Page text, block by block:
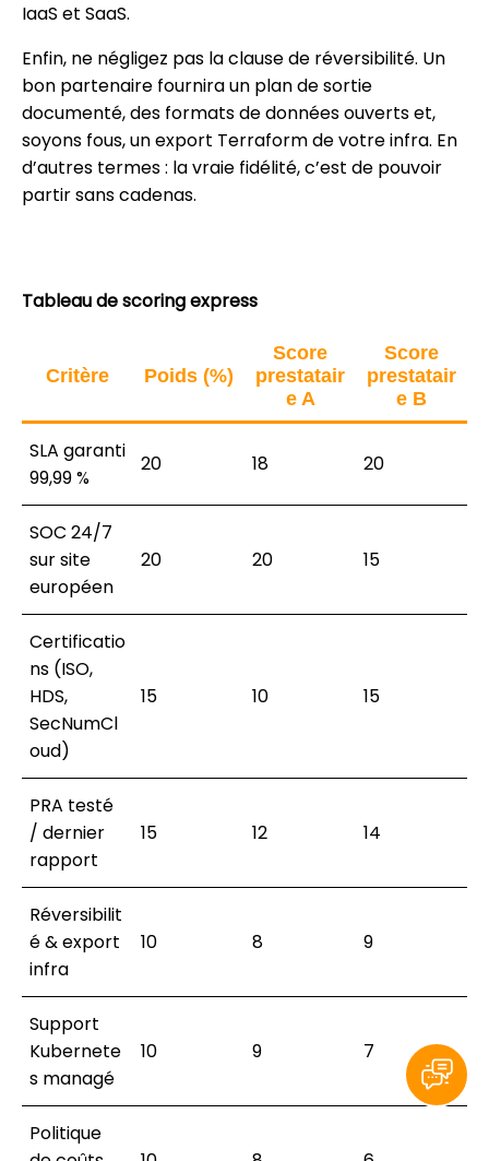
IaaS et SaaS.
Enfin, ne négligez pas la clause de réversibilité. Un
bon partenaire fournira un plan de sortie
documenté, des formats de données ouverts et,
soyons fous, un export Terraform de votre infra. En
d’autres termes : la vraie fidélité, c’est de pouvoir
partir sans cadenas.
Tableau de scoring express
Critère Poids (%)
Score
prestatair
e A
Score
prestatair
e B
SLA garanti
99,99 %
20 18 20
SOC 24/7
sur site
européen
20 20 15
Certificatio
ns (ISO,
HDS,
SecNumCl
oud)
15 10 15
PRA testé
/ dernier
rapport
15 12 14
Réversibilit
é & export
infra
10 8 9
Support
Kubernete
s managé
10 9 7
Politique